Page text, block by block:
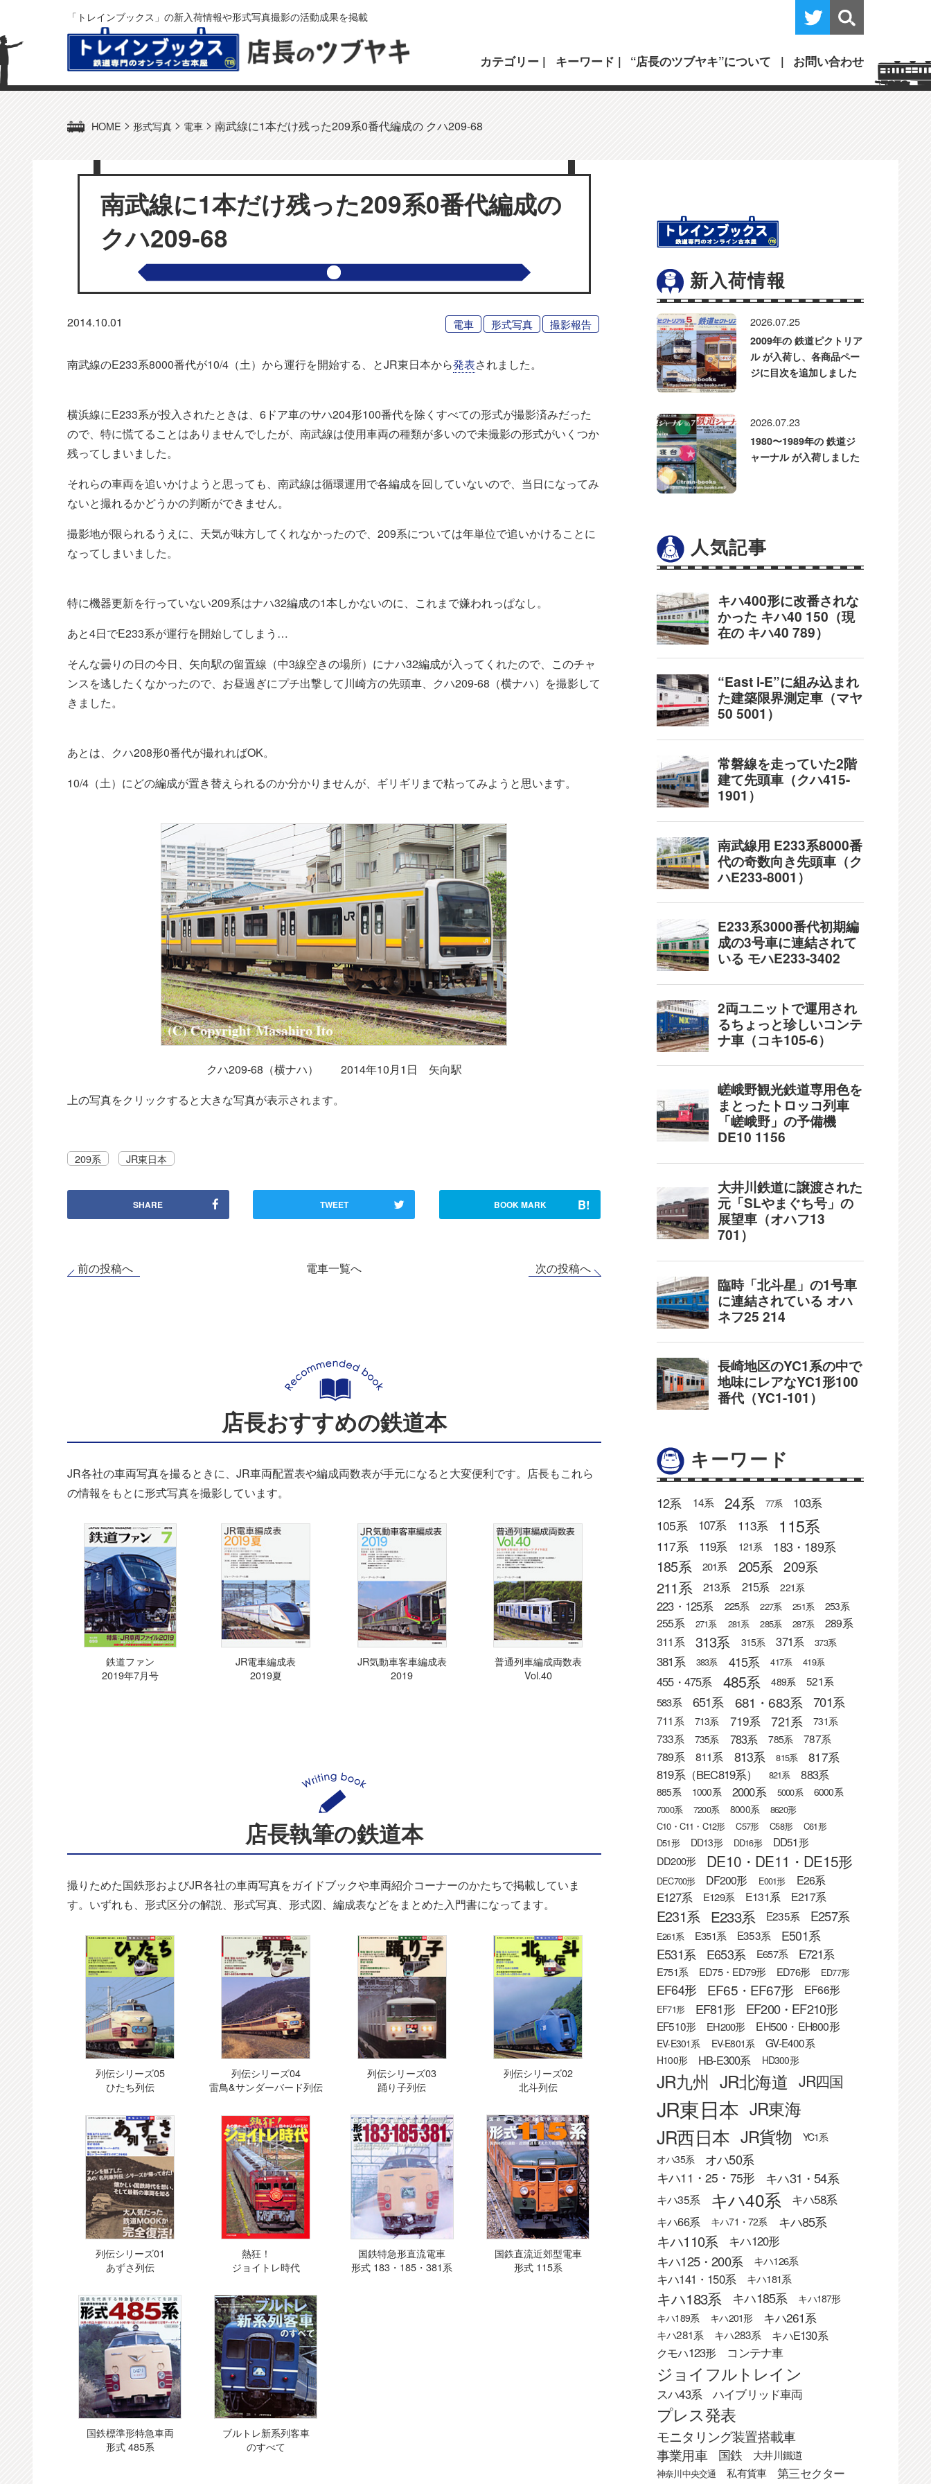
「トレインブックス」の新入荷情報や形式写真撮影の活動成果を掲載
カテゴリー キーワード “店長のツブヤキ”について お問い合わせ
HOME > 形式写真 > 電車 > 南武線に1本だけ残った209系0番代編成の クハ209-68
南武線に1本だけ残った209系0番代編成の
クハ209-68
2014.10.01 電車 形式写真 撮影報告
南武線のE233系8000番代が10/4（土）から運行を開始する、とJR東日本から発表されました。
横浜線にE233系が投入されたときは、6ドア車のサハ204形100番代を除くすべての形式が撮影済みだった
ので、特に慌てることはありませんでしたが、南武線は使用車両の種類が多いので未撮影の形式がいくつか
残ってしまいました。
それらの車両を追いかけようと思っても、南武線は循環運用で各編成を回していないので、当日になってみ
ないと撮れるかどうかの判断ができません。
撮影地が限られるうえに、天気が味方してくれなかったので、209系については年単位で追いかけることに
なってしまいました。
特に機器更新を行っていない209系はナハ32編成の1本しかないのに、これまで嫌われっぱなし。
あと4日でE233系が運行を開始してしまう…
そんな曇りの日の今日、矢向駅の留置線（中3線空きの場所）にナハ32編成が入ってくれたので、このチャ
ンスを逃したくなかったので、お昼過ぎにプチ出撃して川崎方の先頭車、クハ209-68（横ナハ）を撮影して
きました。
あとは、クハ208形0番代が撮れればOK。
10/4（土）にどの編成が置き替えられるのか分かりませんが、ギリギリまで粘ってみようと思います。
クハ209-68（横ナハ） 2014年10月1日 矢向駅
上の写真をクリックすると大きな写真が表示されます。
209系 JR東日本
SHARE TWEET BOOK MARK B!
前の投稿へ 電車一覧へ 次の投稿へ
店長おすすめの鉄道本
JR各社の車両写真を撮るときに、JR車両配置表や編成両数表が手元になると大変便利です。店長もこれら
の情報をもとに形式写真を撮影しています。
鉄道ファン
2019年7月号
JR電車編成表
2019夏
JR気動車客車編成表
2019
普通列車編成両数表
Vol.40
店長執筆の鉄道本
撮りためた国鉄形およびJR各社の車両写真をガイドブックや車両紹介コーナーのかたちで掲載していま
す。いずれも、形式区分の解説、形式写真、形式図、編成表などをまとめた入門書になってます。
列伝シリーズ05
ひたち列伝
列伝シリーズ04
雷鳥&サンダーバード列伝
列伝シリーズ03
踊り子列伝
列伝シリーズ02
北斗列伝
列伝シリーズ01
あずさ列伝
熱狂！
ジョイトレ時代
国鉄特急形直流電車
形式 183・185・381系
国鉄直流近郊型電車
形式 115系
国鉄標準形特急車両
形式 485系
ブルトレ新系列客車
のすべて
新入荷情報
2026.07.25
2009年の 鉄道ピクトリア
ル が入荷し、各商品ペー
ジに目次を追加しました
2026.07.23
1980〜1989年の 鉄道ジ
ャーナル が入荷しました
人気記事
キーワード
12系 14系 24系 77系 103系
105系 107系 113系 115系
117系 119系 121系 183・189系
185系 201系 205系 209系
211系 213系 215系 221系
223・125系 225系 227系 251系 253系
255系 271系 281系 285系 287系
289系
311系
313系 315系 371系 373系
381系 383系 415系 417系 419系
455・475系 485系 489系 521系
583系 651系 681・683系 701系
711系 713系 719系 721系 731系
733系 735系 783系 785系 787系
789系 811系 813系 815系 817系
819系（BEC819系） 821系 883系
885系 1000系 2000系 5000系 6000系
7000系 7200系 8000系
8620形
C10・C11・C12形
C57形 C58形
C61形
D51形
DD13形 DD16形 DD51形
DD200形 DE10・DE11・DE15形
DEC700形 DF200形 E001形 E26系
E127系 E129系 E131系 E217系
E231系 E233系 E235系 E257系
E261系 E351系 E353系 E501系
E531系 E653系 E657系 E721系
E751系 ED75・ED79形 ED76形 ED77形
EF64形 EF65・EF67形 EF66形
EF71形 EF81形 EF200・EF210形
EF510形 EH200形 EH500・EH800形
EV-E301系 EV-E801系 GV-E400系
H100形 HB-E300系 HD300形
JR九州 JR北海道 JR四国
JR東日本 JR東海
JR西日本 JR貨物
YC1系
オハ35系
オハ50系
キハ11・25・75形 キハ31・54系
キハ35系 キハ40系
キハ58系
キハ66系
キハ71・72系 キハ85系
キハ110系 キハ120形
キハ125・200系 キハ126系
キハ141・150系 キハ181系
キハ183系 キハ185系
キハ187形
キハ189系
キハ201形 キハ261系
キハ281系 キハ283系
キハE130系
クモハ123形
コンテナ車
ジョイフルトレイン
スハ43系 ハイブリッド車両
プレス発表
モニタリング装置搭載車
事業用車 国鉄 大井川鐵道
神奈川中央交通 私有貨車
第三セクター